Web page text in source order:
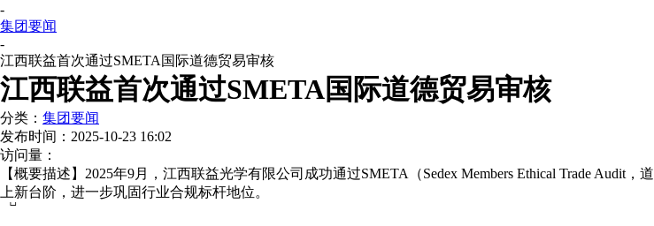
-
集团要闻
-
江西联益首次通过SMETA国际道德贸易审核
江西联益首次通过SMETA国际道德贸易审核
分类： 集团要闻
发布时间： 2025-10-23 16:02
访问量：
【概要描述】 2025年9月，江西联益光学有限公司成功通过SMETA（Sedex Members Ethical Trade
上新台阶，进一步巩固行业合规标杆地位。
